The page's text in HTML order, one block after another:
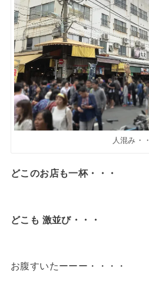
人混み・・
どこのお店も一杯・・・
どこも 激並び・・・
お腹すいたーーー・・・・